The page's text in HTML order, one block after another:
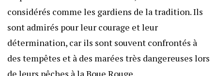
considérés comme les gardiens de la tradition. Ils
sont admirés pour leur courage et leur
détermination, car ils sont souvent confrontés à
des tempêtes et à des marées très dangereuses lors